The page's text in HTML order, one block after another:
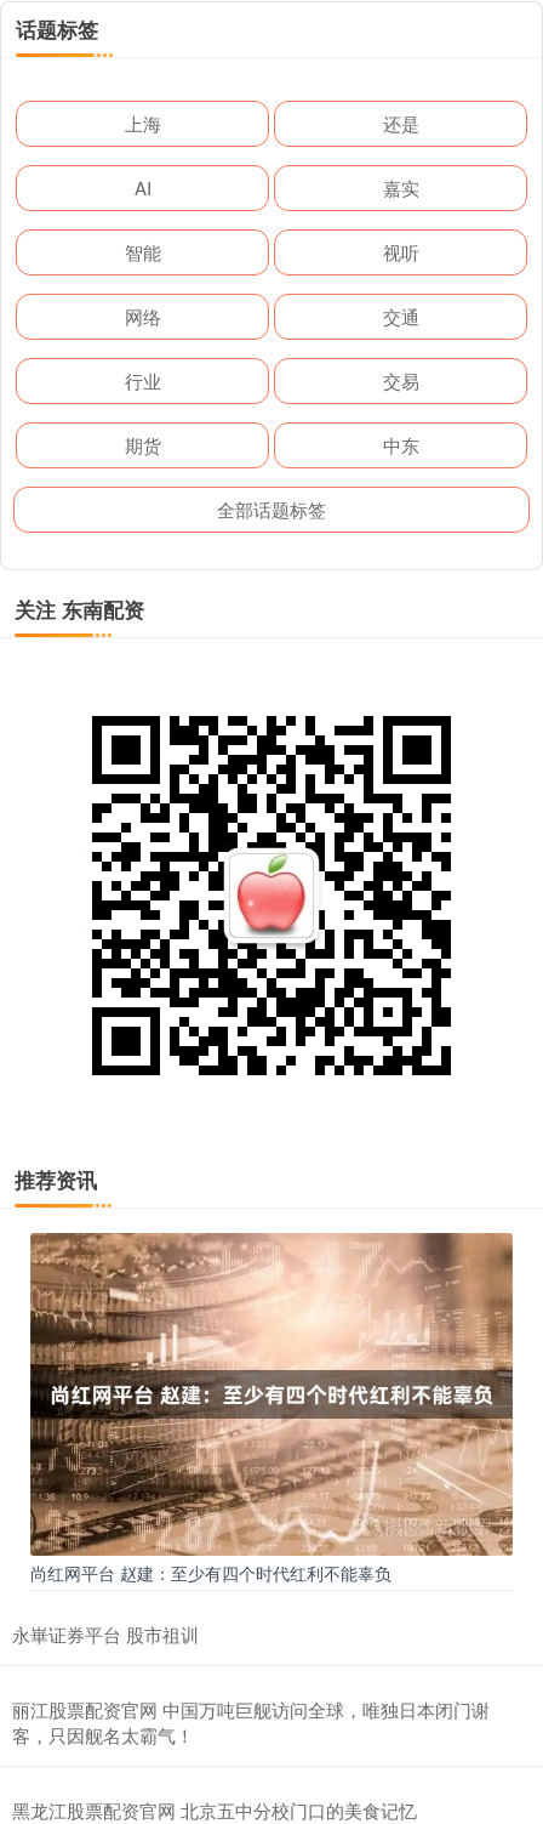
话题标签
上海 还是
AI 嘉实
智能 视听
网络 交通
行业 交易
期货 中东
全部话题标签
关注 东南配资
推荐资讯
尚红网平台 赵建：至少有四个时代红利不能辜负
永崋证券平台 股市祖训
丽江股票配资官网 中国万吨巨舰访问全球，唯独日本闭门谢
客，只因舰名太霸气！
黑龙江股票配资官网 北京五中分校门口的美食记忆